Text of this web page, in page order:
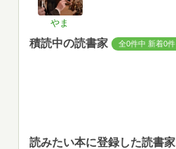
やま
積読中の読書家 全0件中 新着0件
読みたい本に登録した読書家